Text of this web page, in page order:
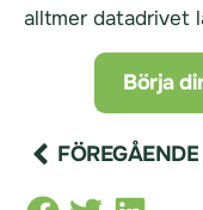
alltmer datadrivet
Börja
FÖREGÅENDE